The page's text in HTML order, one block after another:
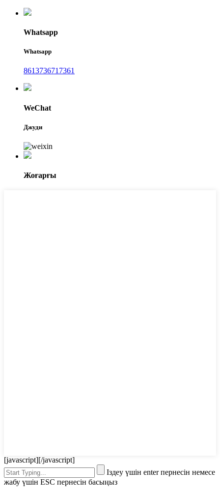
Whatsapp
Whatsapp
8613736717361
WeChat
Джуди
Жоғарғы
[javascript][/javascript]
Іздеу үшін enter пернесін немесе
жабу үшін ESC пернесін басыңыз